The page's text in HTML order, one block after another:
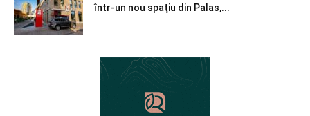
într-un nou spaţiu din Palas,...